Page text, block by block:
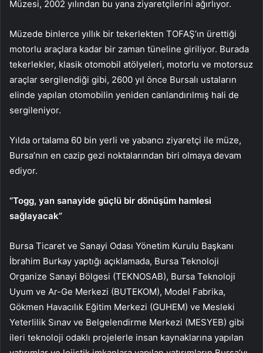
Müzesi, 2002 yılından bu yana ziyaretçilerini ağırlıyor.
Müzede binlerce yıllık bir tekerlekten TOFAŞ’ın ürettiği
motorlu araçlara kadar bir zaman tüneline giriliyor. Burada
tekerlekler, klasik otomobil atölyeleri, motorlu ve motorsuz
araçlar sergilendiği gibi, 2600 yıl önce Bursalı ustaların
elinde yapılan otomobilin yeniden canlandırılmış hali de
sergileniyor.
Yılda ortalama 60 bin yerli ve yabancı ziyaretçi ile müze,
Bursa’nın en cazip gezi noktalarından biri olmaya devam
ediyor.
“Togg, yan sanayide güçlü bir dönüşüm hamlesi
sağlayacak”
Bursa Ticaret ve Sanayi Odası Yönetim Kurulu Başkanı
İbrahim Burkay yaptığı açıklamada, Bursa Teknoloji
Organize Sanayi Bölgesi (TEKNOSAB), Bursa Teknoloji
Uyum ve Ar-Ge Merkezi (BUTEKOM), Model Fabrika,
Gökmen Havacılık Eğitim Merkezi (GUHEM) ve Mesleki
Yeterlilik Sınav ve Belgelendirme Merkezi (MESYEB) gibi
ileri teknoloji odaklı projelerle insan kaynaklarına yapılan